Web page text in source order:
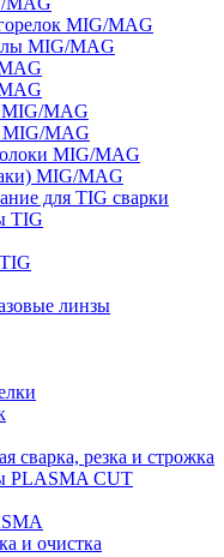
MIG/MAG
MIG/MAG
MAG
MIG/MAG
MIG/MAG
MIG/MAG
для TIG сварки
TIG
линзы
сварка, резка и строжка
PLASMA CUT
и очистка